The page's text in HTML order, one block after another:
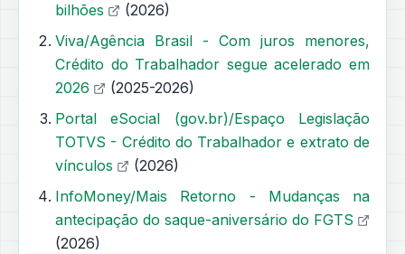
bilhões
(2026)
Viva/Agência Brasil - Com juros menores,
Crédito do Trabalhador segue acelerado em
2026
(2025-2026)
Portal eSocial (gov.br)/Espaço Legislação
TOTVS - Crédito do Trabalhador e extrato de
vínculos
(2026)
InfoMoney/Mais Retorno - Mudanças na
antecipação do saque-aniversário do FGTS
(2026)